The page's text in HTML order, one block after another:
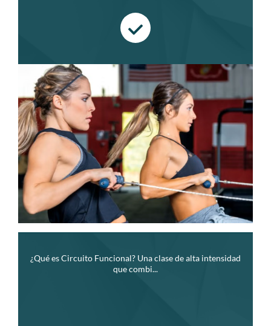
¿Qué es Circuito Funcional? Una clase de alta intensidad
que combi...